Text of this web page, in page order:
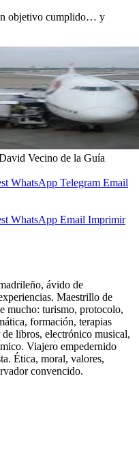
objetivo cumplido… y
Vecino de la Guía
X
email
WhatsApp Telegram Email
WhatsApp Email Imprimir
ávido de
Maestrillo de
mucho: turismo, protocolo,
formación, terapias
libros, electrónico musical,
Viajero empedernido
Ética, moral, valores,
convencido.